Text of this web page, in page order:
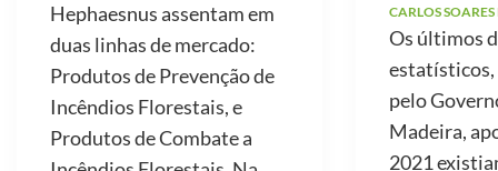
Hephaesnus assentam em
duas linhas de mercado:
Produtos de Prevenção de
Incêndios Florestais, e
Produtos de Combate a
CARLOS SOARES
Os últimos
pelo
Madeira,
2021